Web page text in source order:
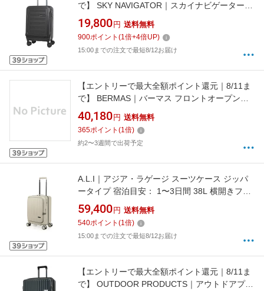
で】 SKY NAVIGATOR｜スカイナビゲーター
フロントオープン キャリーケース Sサイズ ブ
ラック SK-0839-48-BK [TSAロック搭載]
19,800 円 送料無料
900ポイント (1倍+4倍UP)
15:00までの注文で最短8/12お届け
【エントリーで最大全額ポイント還元｜8/11ま
で】 BERMAS｜バーマス フロントオープン
大容量ジッパーキャリー 容量拡張機能付き
7〜10泊以上にオススメ 108L（拡張時：
118L）ユーロシティ EURO CITY2 マットブラ
ック 60298 [TSAロック搭載]
40,180 円 送料無料
365ポイント (1倍)
約2〜3週間で出荷予定
A.L.I｜アジア・ラゲージ スーツケース ジッパ
ータイプ 宿泊目安： 1〜3日間 38L 横開きフロ
ントオープン 前輪ストッパー 内装抗菌・防臭
加工 MAXBOX 亜麻色 MX-8011RV-18
59,400 円 送料無料
540ポイント (1倍)
15:00までの注文で最短8/12お届け
【エントリーで最大全額ポイント還元｜8/11ま
で】 OUTDOOR PRODUCTS｜アウトドアプロ